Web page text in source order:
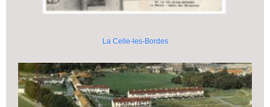
La Celle-les-Bordes